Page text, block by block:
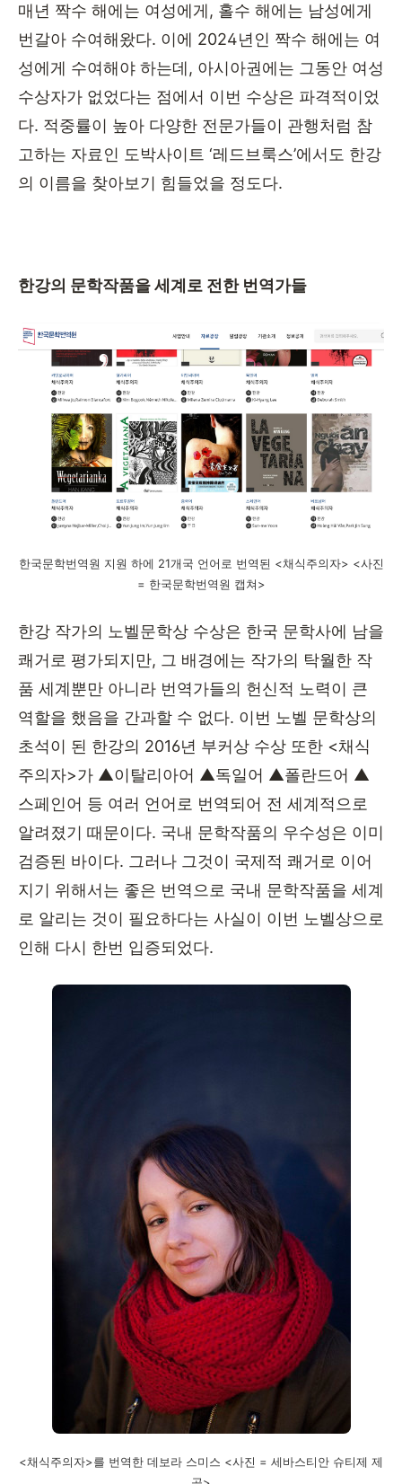
매년 짝수 해에는 여성에게, 홀수 해에는 남성에게
번갈아 수여해왔다. 이에 2024년인 짝수 해에는 여
성에게 수여해야 하는데, 아시아권에는 그동안 여성
수상자가 없었다는 점에서 이번 수상은 파격적이었
다. 적중률이 높아 다양한 전문가들이 관행처럼 참
고하는 자료인 도박사이트 ‘레드브룩스’에서도 한강
의 이름을 찾아보기 힘들었을 정도다.
한강의 문학작품을 세계로 전한 번역가들
한국문학번역원 지원 하에 21개국 언어로 번역된 <채식주의자> <사진
= 한국문학번역원 캡쳐>
한강 작가의 노벨문학상 수상은 한국 문학사에 남을
쾌거로 평가되지만, 그 배경에는 작가의 탁월한 작
품 세계뿐만 아니라 번역가들의 헌신적 노력이 큰
역할을 했음을 간과할 수 없다. 이번 노벨 문학상의
초석이 된 한강의 2016년 부커상 수상 또한 <채식
주의자>가 ▲이탈리아어 ▲독일어 ▲폴란드어 ▲
스페인어 등 여러 언어로 번역되어 전 세계적으로
알려졌기 때문이다. 국내 문학작품의 우수성은 이미
검증된 바이다. 그러나 그것이 국제적 쾌거로 이어
지기 위해서는 좋은 번역으로 국내 문학작품을 세계
로 알리는 것이 필요하다는 사실이 이번 노벨상으로
인해 다시 한번 입증되었다.
<채식주의자>를 번역한 데보라 스미스 <사진 = 세바스티안 슈티제 제